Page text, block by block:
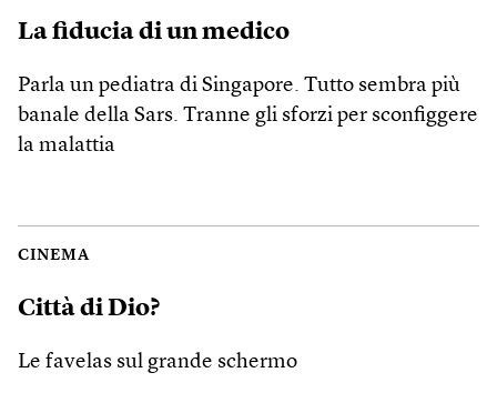
La fiducia di un medico
Parla un pediatra di Singapore. Tutto sembra più
banale della Sars. Tranne gli sforzi per sconfiggere
la malattia
CINEMA
Città di Dio?
Le favelas sul grande schermo